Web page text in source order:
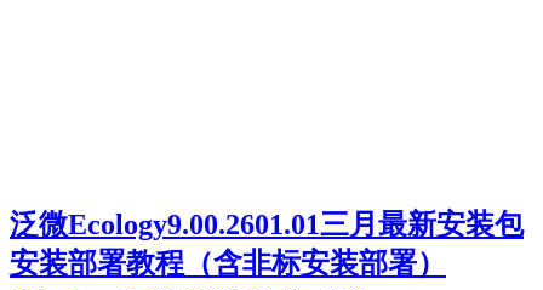
泛微Ecology9.00.2601.01三月最新安装包
安装部署教程（含非标安装部署）